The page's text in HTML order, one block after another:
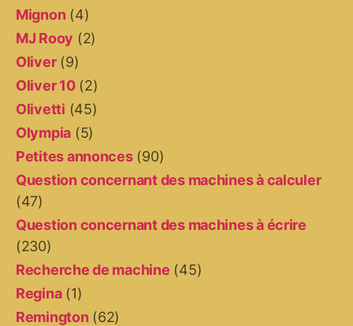
Mignon (4)
MJ Rooy (2)
Oliver(9)
Oliver 10(2)
Olivetti (45)
Olympia (5)
Petites annonces(90)
Question concernant des machines à calculer
(47)
Question concernant des machines à écrire
(230)
Recherche de machine (45)
Regina(1)
Remington (62)